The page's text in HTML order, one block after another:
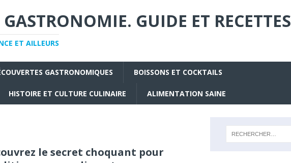
GUIDE ET RECETTES
ET AILLEURS
GASTRONOMIQUES BOISSONS ET COCKTAILS
HISTOIRE ET CULTURE CULINAIRE ALIMENTATION SAINE
le secret choquant pour